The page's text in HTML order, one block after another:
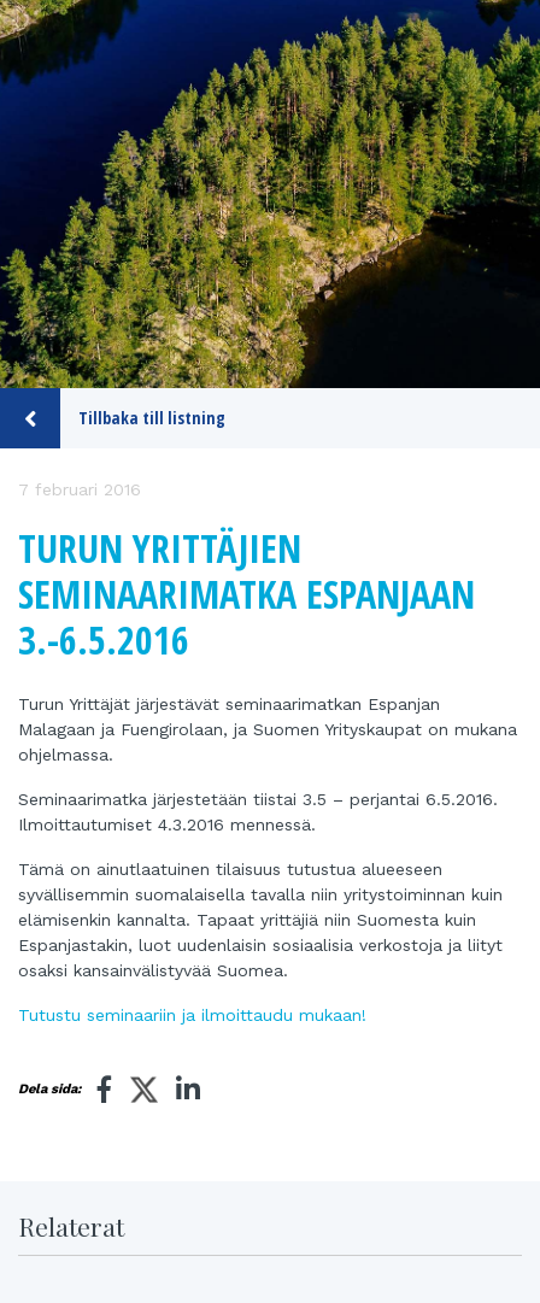
Tillbaka till listning
7 februari 2016
TURUN YRITTÄJIEN
SEMINAARIMATKA ESPANJAAN
3.-6.5.2016
Turun Yrittäjät järjestävät seminaarimatkan Espanjan
Malagaan ja Fuengirolaan, ja Suomen Yrityskaupat on mukana
ohjelmassa.
Seminaarimatka järjestetään tiistai 3.5 – perjantai 6.5.2016.
Ilmoittautumiset 4.3.2016 mennessä.
Tämä on ainutlaatuinen tilaisuus tutustua alueeseen
syvällisemmin suomalaisella tavalla niin yritystoiminnan kuin
elämisenkin kannalta. Tapaat yrittäjiä niin Suomesta kuin
Espanjastakin, luot uudenlaisin sosiaalisia verkostoja ja liityt
osaksi kansainvälistyvää Suomea.
Tutustu seminaariin ja ilmoittaudu mukaan!
Dela sida:
Relaterat